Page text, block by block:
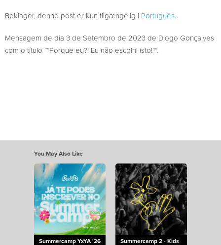
Beklager, denne post er kun tilgængelig i Português.
Mensagem de dia 3 de Setembro de 2023 de Diogo Gonçalves
com o título “”Porque eu?! Eu não escolhi isto!””.
You May Also Like
Summercamp YxYA '26
Summercamp 2 - Kids